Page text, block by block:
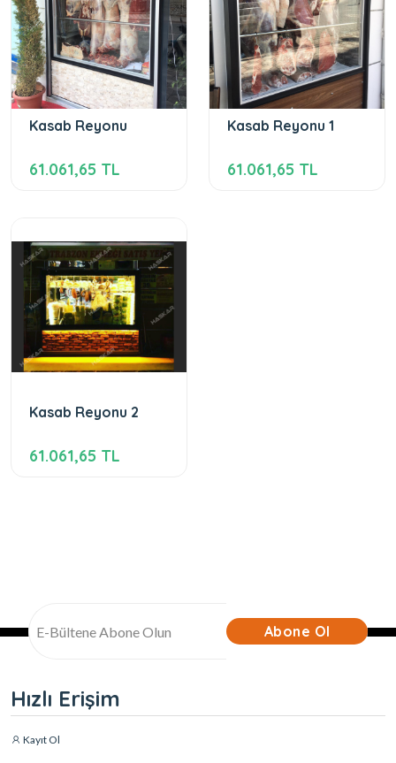
Kasab Reyonu
61.061,65 TL
Kasab Reyonu 1
61.061,65 TL
Kasab Reyonu 2
61.061,65 TL
Abone Ol
Hızlı Erişim
Kayıt Ol